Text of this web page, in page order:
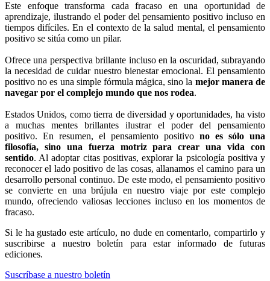
Este enfoque transforma cada fracaso en una oportunidad de
aprendizaje, ilustrando el poder del pensamiento positivo incluso en
tiempos difíciles. En el contexto de la salud mental, el pensamiento
positivo se sitúa como un pilar.
Ofrece una perspectiva brillante incluso en la oscuridad, subrayando
la necesidad de cuidar nuestro bienestar emocional. El pensamiento
positivo no es una simple fórmula mágica, sino la mejor manera de
navegar por el complejo mundo que nos rodea.
Estados Unidos, como tierra de diversidad y oportunidades, ha visto
a muchas mentes brillantes ilustrar el poder del pensamiento
positivo. En resumen, el pensamiento positivo no es sólo una
filosofía, sino una fuerza motriz para crear una vida con
sentido. Al adoptar citas positivas, explorar la psicología positiva y
reconocer el lado positivo de las cosas, allanamos el camino para un
desarrollo personal continuo. De este modo, el pensamiento positivo
se convierte en una brújula en nuestro viaje por este complejo
mundo, ofreciendo valiosas lecciones incluso en los momentos de
fracaso.
Si le ha gustado este artículo, no dude en comentarlo, compartirlo y
suscribirse a nuestro boletín para estar informado de futuras
ediciones.
Suscríbase a nuestro boletín